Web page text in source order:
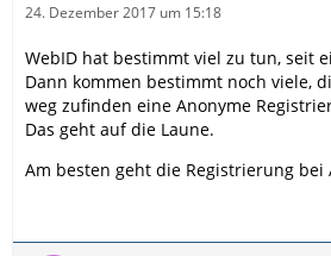
24. Dezember 2017 um 15:18
WebID hat bestimmt viel zu tun, seit
Dann kommen bestimmt noch viele,
weg zufinden eine Anonyme
Das geht auf die Laune.
Am besten geht die Registrierung bei